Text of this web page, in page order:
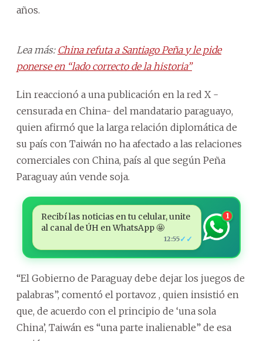
años.
Lea más: China refuta a Santiago Peña y le pide
ponerse en “lado correcto de la historia”
Lin reaccionó a una publicación en la red X -
censurada en China- del mandatario paraguayo,
quien afirmó que la larga relación diplomática de
su país con Taiwán no ha afectado a las relaciones
comerciales con China, país al que según Peña
Paraguay aún vende soja.
Recibí las noticias en tu celular, unite
al canal de ÚH en WhatsApp 🤩
12:55✓✓
1
“El Gobierno de Paraguay debe dejar los juegos de
palabras”, comentó el portavoz , quien insistió en
que, de acuerdo con el principio de ‘una sola
China’, Taiwán es “una parte inalienable” de esa